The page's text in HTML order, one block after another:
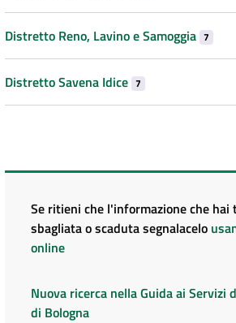
Distretto Reno, Lavino e Samoggia 7
Distretto Savena Idice 7
Se ritieni che l'informazione che hai
sbagliata o scaduta segnalacelo
online
Nuova ricerca nella Guida ai Servizi
di Bologna